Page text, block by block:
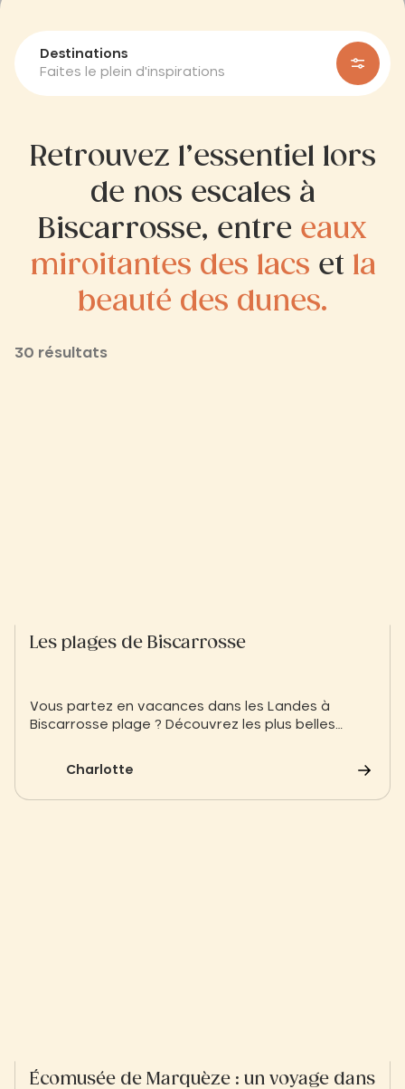
Destinations
Faites le plein d'inspirations
Retrouvez l’essentiel lors
de nos escales à
Biscarrosse, entre eaux
miroitantes des lacs et la
beauté des dunes.
30 résultats
Les plages de Biscarrosse
Vous partez en vacances dans les Landes à
Biscarrosse plage ? Découvrez les plus belles
surfer...
Charlotte
Écomusée de Marquèze : un voyage dans